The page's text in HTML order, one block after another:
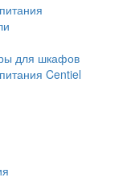
для шкафов
Centiel